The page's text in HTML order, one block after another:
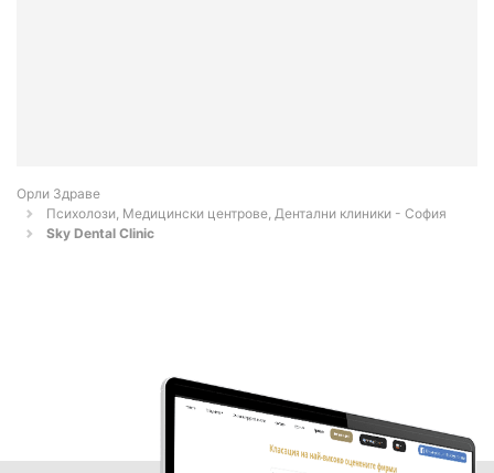
Орли Здраве
Психолози, Медицински центрове, Дентални клиники - София
Sky Dental Clinic